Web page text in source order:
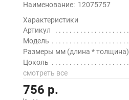
Наименование: 12075757
Характеристики
Артикул
Модель
Размеры мм (длина * толщина)
Цоколь
смотреть все
756 р.